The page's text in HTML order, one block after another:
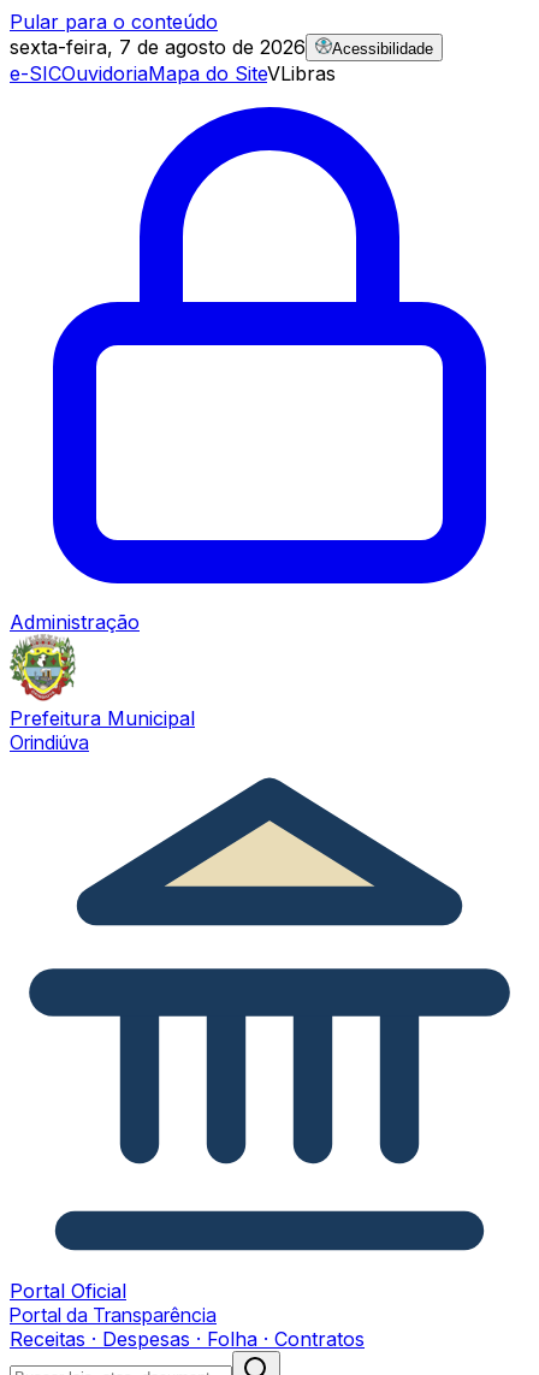
Pular para o conteúdo
sexta-feira, 7 de agosto de 2026
Acessibilidade
e-SICOuvidoriaMapa do SiteVLibras
Administração
Prefeitura Municipal
Orindiúva
Portal Oficial
Portal da Transparência
Receitas · Despesas · Folha · Contratos